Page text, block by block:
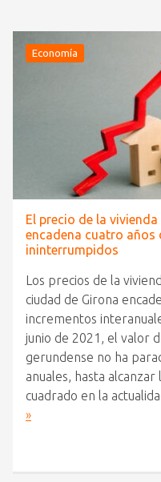
Economía
El precio de la
encadena cuatro años
ininterrumpidos
Los precios de la
ciudad de Girona
incrementos
junio de 2021, el valor
gerundense no ha
anuales, hasta
cuadrado en la
»